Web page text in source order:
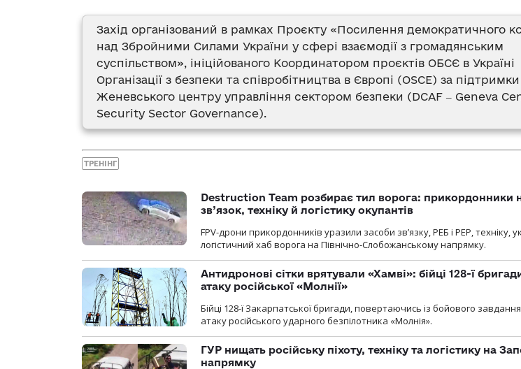
Захід організований в рамках Проєкту «Посилення демократичного
над Збройними Силами України у сфері взаємодії з громадянським
суспільством», ініційованого Координатором проєктів ОБСЄ в Україні
Організації з безпеки та співробітництва в Європі (OSCE) за підтримки
Женевського центру управління сектором безпеки (DCAF ‒ Geneva
Security Sector Governance).
ТРЕНІНГ
Destruction Team розбирає тил ворога: прикордонники
зв’язок, техніку й логістику окупантів
FPV-дрони прикордонників уразили засоби зв’язку, РЕБ і РЕР, техніку,
логістичний хаб ворога на Північно-Слобожанському напрямку.
Антидронові сітки врятували «Хамві»: бійці 128-ї
атаку російської «Молнії»
Бійці 128-ї Закарпатської бригади, повертаючись із бойового
атаку російського ударного безпілотника «Молнія».
ГУР нищать російську піхоту, техніку та логістику на
напрямку